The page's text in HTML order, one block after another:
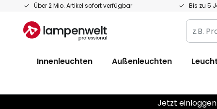
Über 2 Mio. Artikel sofort verfügbar Bis zu 5
Zum
springen
z.B.
Produkt,
EAN
Innenleuchten Außenleuchten
Jetzt